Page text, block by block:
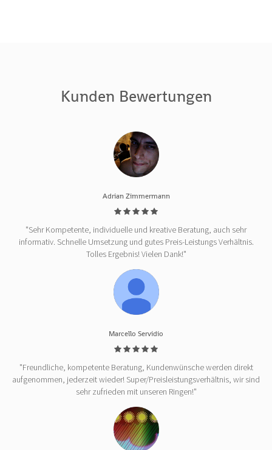
Kunden Bewertungen
Adrian Zimmermann
"Sehr Kompetente, individuelle und kreative Beratung, auch sehr
informativ. Schnelle Umsetzung und gutes Preis-Leistungs Verhältnis.
Tolles Ergebnis! Vielen Dank!"
Marcello Servidio
"Freundliche, kompetente Beratung, Kundenwünsche werden direkt
aufgenommen, jederzeit wieder! Super/Preisleistungsverhältnis, wir sind
sehr zufrieden mit unseren Ringen!"